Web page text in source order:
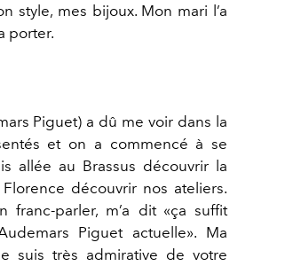
style, mes bijoux. Mon mari l’a
porter.
Piguet) a dû me voir dans la
et on a commencé à se
allée au Brassus découvrir la
découvrir nos ateliers.
parler, m’a dit «ça suffit
Piguet actuelle». Ma
suis très admirative de votre